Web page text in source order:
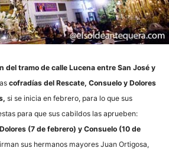
del tramo de calle Lucena entre San José y
cofradías del Rescate, Consuelo y Dolores
si se inicia en febrero, para lo que sus
para que sus cabildos las aprueben:
(7 de febrero) y Consuelo (10 de
sus hermanos mayores Juan Ortigosa,